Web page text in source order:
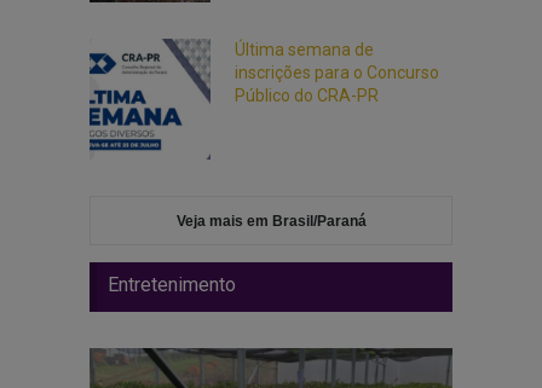
Última semana de
inscrições para o Concurso
Público do CRA-PR
Veja mais em Brasil/Paraná
Entretenimento